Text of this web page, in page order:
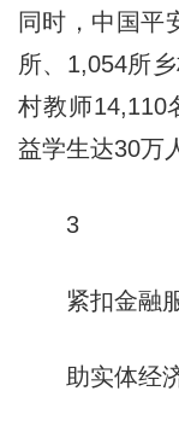
同时，中国平
所、1,054所
村教师14,110
益学生达30万
3
紧扣金融服
助实体经济